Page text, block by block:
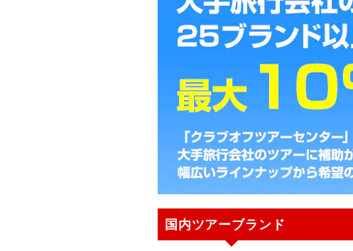
国内ツアーブランド